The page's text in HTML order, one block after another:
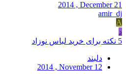
2014 , December 21
amir_dj
A
د
5 نکته برای خرید لباس نوزاد
دلبند
2014 , November 12